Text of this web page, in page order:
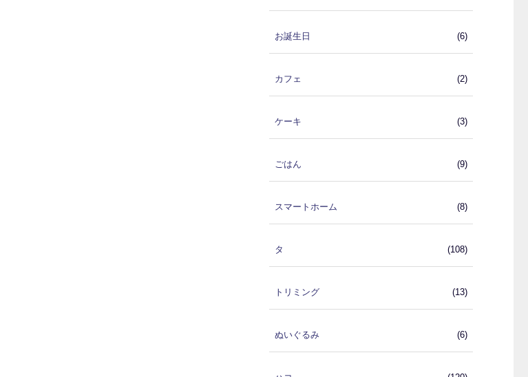
お誕生日 (6)
カフェ (2)
ケーキ (3)
ごはん (9)
スマートホーム (8)
タ (108)
トリミング (13)
ぬいぐるみ (6)